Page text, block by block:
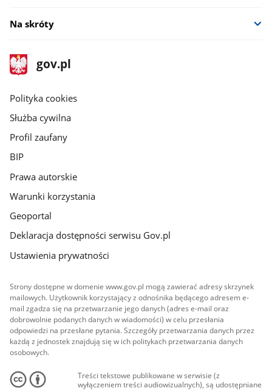
Na skróty
stopka
gov.pl
Strona
gov.pl
gov.pl
Polityka cookies
Służba cywilna
Profil zaufany
BIP
Prawa autorskie
Warunki korzystania
Geoportal
Deklaracja dostępności serwisu Gov.pl
Ustawienia prywatności
Strony dostępne w domenie www.gov.pl mogą zawierać adresy skrzynek
mailowych. Użytkownik korzystający z odnośnika będącego adresem e-
mail zgadza się na przetwarzanie jego danych (adres e-mail oraz
dobrowolnie podanych danych w wiadomości) w celu przesłania
odpowiedzi na przesłane pytania. Szczegóły przetwarzania danych przez
każdą z jednostek znajdują się w ich politykach przetwarzania danych
osobowych.
Treści tekstowe publikowane w serwisie (z
wyłączeniem treści audiowizualnych), są udostępniane